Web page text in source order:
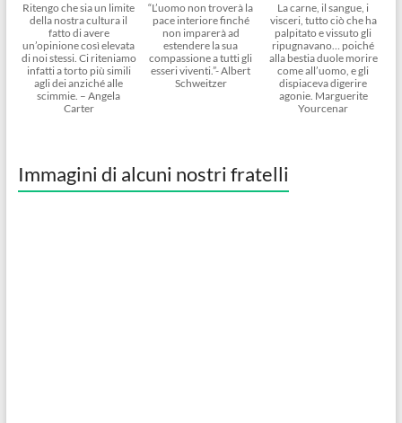
Ritengo che sia un limite
della nostra cultura il
fatto di avere
un’opinione così elevata
di noi stessi. Ci riteniamo
infatti a torto più simili
agli dei anziché alle
scimmie. – Angela
Carter
“L’uomo non troverà la
pace interiore finché
non imparerà ad
estendere la sua
compassione a tutti gli
esseri viventi.”- Albert
Schweitzer
La carne, il sangue, i
visceri, tutto ciò che ha
palpitato e vissuto gli
ripugnavano… poiché
alla bestia duole morire
come all’uomo, e gli
dispiaceva digerire
agonie. Marguerite
Yourcenar
Immagini di alcuni nostri fratelli